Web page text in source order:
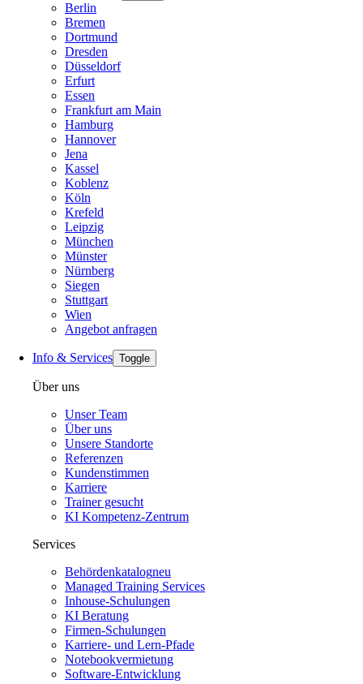
Berlin
Bremen
Dortmund
Dresden
Düsseldorf
Erfurt
Essen
Frankfurt am Main
Hamburg
Hannover
Jena
Kassel
Koblenz
Köln
Krefeld
Leipzig
München
Münster
Nürnberg
Siegen
Stuttgart
Wien
Angebot anfragen
Info & Services Toggle
Über uns
Unser Team
Über uns
Unsere Standorte
Referenzen
Kundenstimmen
Karriere
Trainer gesucht
KI Kompetenz-Zentrum
Services
Behördenkatalogneu
Managed Training Services
Inhouse-Schulungen
KI Beratung
Firmen-Schulungen
Karriere- und Lern-Pfade
Notebookvermietung
Software-Entwicklung